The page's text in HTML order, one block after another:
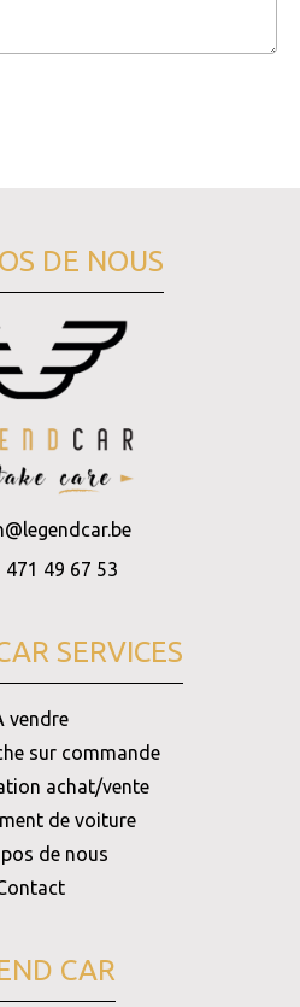
DE NOUS
471 49 67 53
SERVICES
vendre
sur commande
achat/vente
de voiture
de nous
CAR